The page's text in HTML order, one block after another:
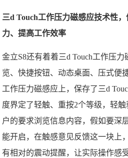
三d Touch工作压力磁感应技术性
力、提高工作效率
金立S8还有着着三d Touch工作压
览、快捷按钮、动态桌面、压式便
工作压力磁感应上，保存了三d
度界定了轻触、重按2个等级，轻
户的要求浏览信息内容，假如要深
能开启，在触感意见反馈这一块上
有相对的震动提醒，让实际操作感